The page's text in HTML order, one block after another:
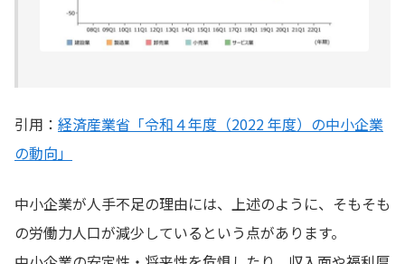
引用： 経済産業省「令和４年度（2022 年度）の中小企業
の動向」
中小企業が人手不足の理由には、上述のように、そもそも
の労働力人口が減少しているという点があります。